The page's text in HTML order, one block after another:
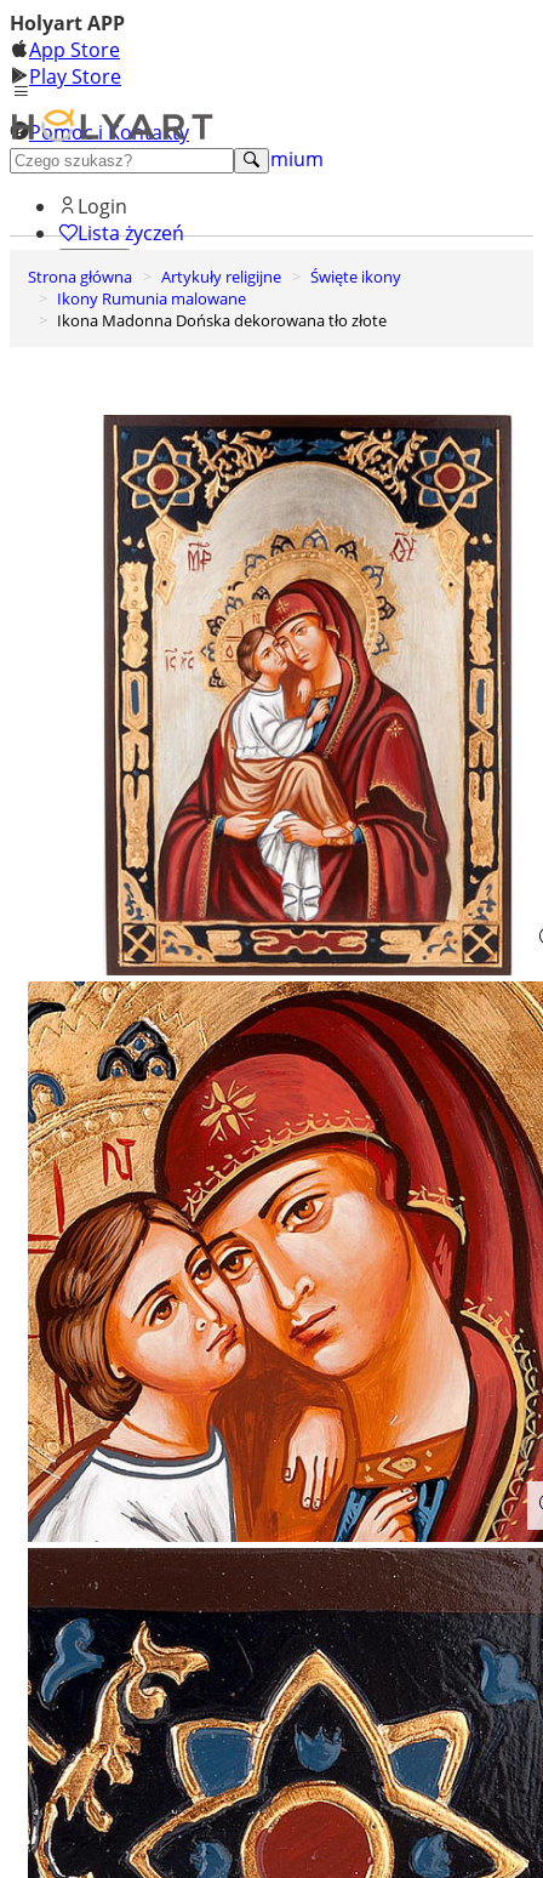
Holyart APP
App Store
Play Store
Pomoc i Kontakty
+48 222 922 860
Odkryj premium
Login
Lista życzeń
0
Koszyk
Strona główna Artykuły religijne
Święte ikony
Ikony Rumunia malowane
Ikona Madonna Dońska dekorowana tło złote